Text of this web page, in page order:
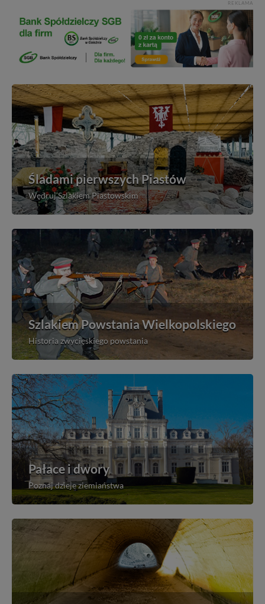
REKLAMA
Śladami pierwszych Piastów
Wędruj Szlakiem Piastowskim
Szlakiem Powstania Wielkopolskiego
Historia zwycięskiego powstania
Pałace i dwory
Poznaj dzieje ziemiaństwa